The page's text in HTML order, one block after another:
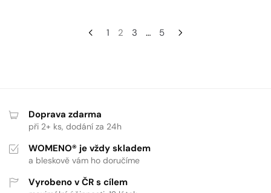
Navigace
1 2 3 … 5
Doprava zdarma
při 2+ ks, dodání za 24h
WOMENO® je vždy skladem
a bleskově vám ho doručíme
Vyrobeno v ČR s cílem